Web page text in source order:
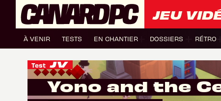
JEU
À VENIR TESTS EN CHANTIER DOSSIERS RÉTRO
Test
Yono and the